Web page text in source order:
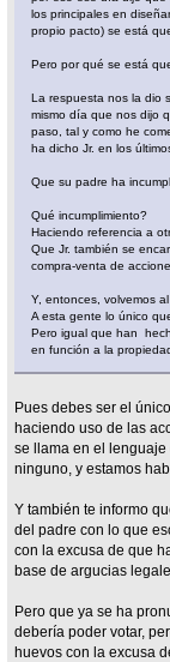
los principales en
propio pacto) se está
Pero por qué se está
La respuesta nos la dio
mismo día que nos dijo
paso, tal y como he
ha dicho Jr. en los
Que su padre ha
Qué incumplimiento?
Haciendo referencia a
Que Jr. también se
compra-venta de
Y, entonces, volvemos
A esta gente lo único
Pero igual que han
en función a la
Pues debes ser el
haciendo uso de las
se llama en el
ninguno, y estamos
Y también te informo
del padre con lo que
con la excusa de que
base de argucias
Pero que ya se ha
debería poder votar,
huevos con la excusa